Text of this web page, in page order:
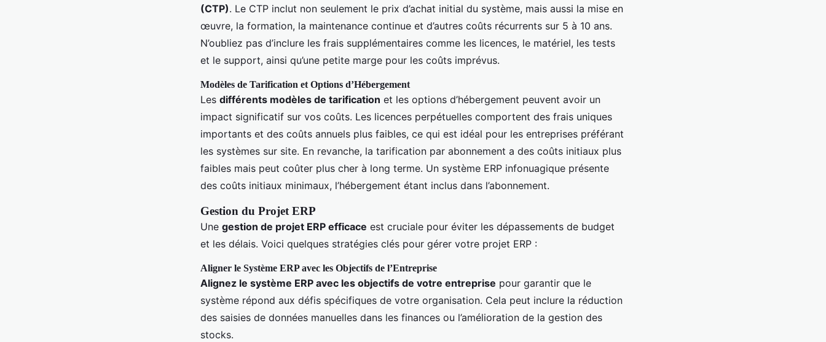
(CTP). Le CTP inclut non seulement le prix d’achat initial du système, mais aussi la mise en
œuvre, la formation, la maintenance continue et d’autres coûts récurrents sur 5 à 10 ans.
N’oubliez pas d’inclure les frais supplémentaires comme les licences, le matériel, les tests
et le support, ainsi qu’une petite marge pour les coûts imprévus.
Modèles de Tarification et Options d’Hébergement
Les différents modèles de tarification et les options d’hébergement peuvent avoir un
impact significatif sur vos coûts. Les licences perpétuelles comportent des frais uniques
importants et des coûts annuels plus faibles, ce qui est idéal pour les entreprises préférant
les systèmes sur site. En revanche, la tarification par abonnement a des coûts initiaux plus
faibles mais peut coûter plus cher à long terme. Un système ERP infonuagique présente
des coûts initiaux minimaux, l’hébergement étant inclus dans l’abonnement.
Gestion du Projet ERP
Une gestion de projet ERP efficace est cruciale pour éviter les dépassements de budget
et les délais. Voici quelques stratégies clés pour gérer votre projet ERP :
Aligner le Système ERP avec les Objectifs de l’Entreprise
Alignez le système ERP avec les objectifs de votre entreprise pour garantir que le
système répond aux défis spécifiques de votre organisation. Cela peut inclure la réduction
des saisies de données manuelles dans les finances ou l’amélioration de la gestion des
stocks.